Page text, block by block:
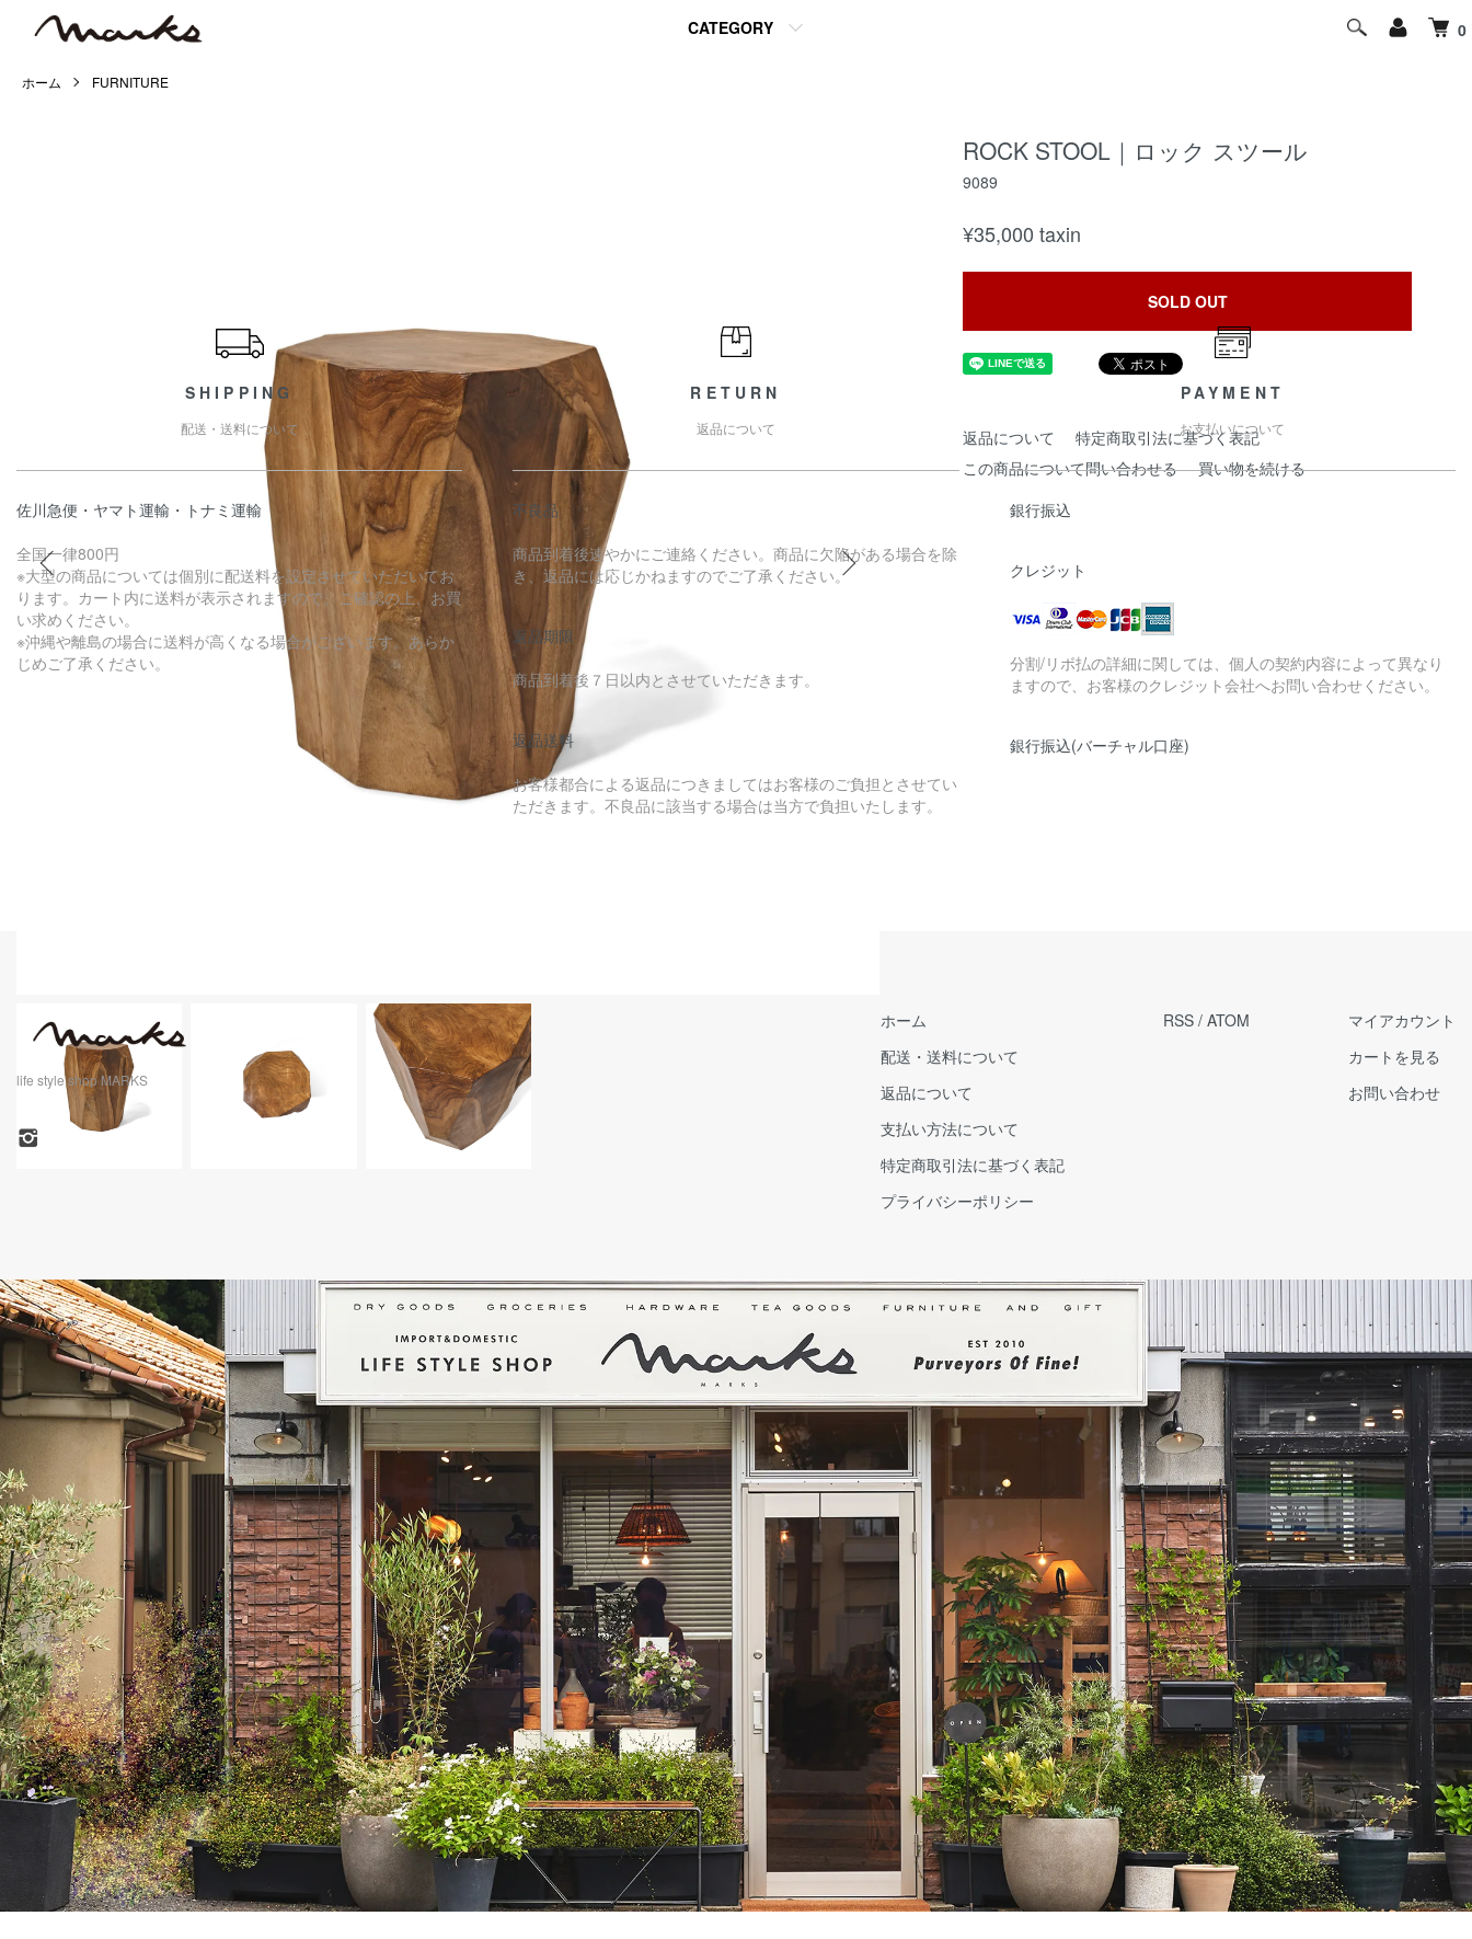
0
CATEGORY
ホーム FURNITURE
ROCK STOOL｜ロック スツール
9089
¥35,000 taxin
SOLD OUT
返品について
特定商取引法に基づく表記
この商品について問い合わせる
買い物を続ける
SHIPPING
配送・送料について
佐川急便・ヤマト運輸・トナミ運輸
全国一律800円
※大型の商品については個別に配送料を設定させていただいてお
ります。カート内に送料が表示されますので、ご確認の上、お買
い求めください。
※沖縄や離島の場合に送料が高くなる場合がございます。あらか
じめご了承ください。
RETURN
返品について
不良品
商品到着後速やかにご連絡ください。商品に欠陥がある場合を除
き、返品には応じかねますのでご了承ください。
返品期限
商品到着後７日以内とさせていただきます。
返品送料
お客様都合による返品につきましてはお客様のご負担とさせてい
ただきます。不良品に該当する場合は当方で負担いたします。
PAYMENT
お支払いについて
銀行振込
クレジット
分割/リボ払の詳細に関しては、個人の契約内容によって異なり
ますので、お客様のクレジット会社へお問い合わせください。
銀行振込(バーチャル口座)
life style shop MARKS
ホーム
配送・送料について
返品について
支払い方法について
特定商取引法に基づく表記
プライバシーポリシー
RSS / ATOM
マイアカウント
カートを見る
お問い合わせ